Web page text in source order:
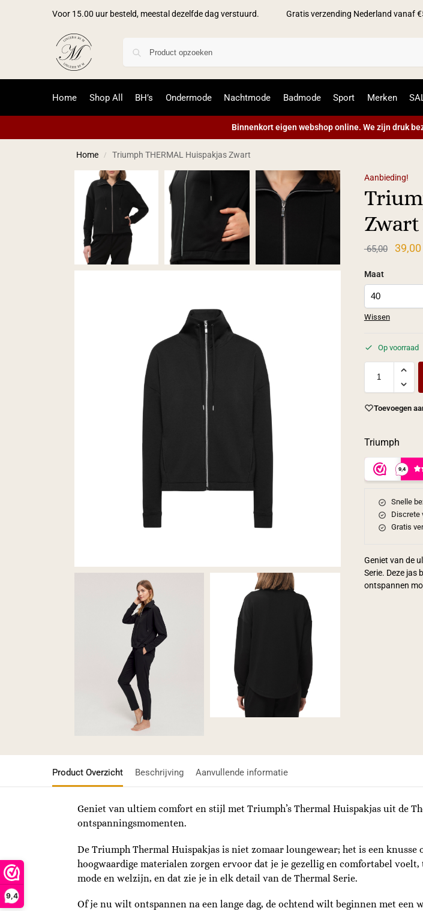
9,4
Voor 15.00 uur besteld, meestal dezelfde dag verstuurd. Gratis verzending Nederland vanaf
Home Shop All BH’s Ondermode Nachtmode Badmode Sport Merken
Binnenkort eigen webshop online. We zijn druk
Home / Triumph THERMAL Huispakjas Zwart
Aanbieding!
Zwart
65,00 39,00
Maat
Wissen
Op voorraad
Toevoegen
Triumph
Snelle
Discrete
Gratis
Geniet van de
Serie. Deze jas
ontspannen
Product Overzicht Beschrijving Aanvullende informatie
Geniet van ultiem comfort en stijl met Triumph’s Thermal Huispakjas uit de
ontspanningsmomenten.
De Triumph Thermal Huispakjas is niet zomaar loungewear; het is een
hoogwaardige materialen zorgen ervoor dat je je gezellig en comfortabel
mode en welzijn, en dat zie je in elk detail van de Thermal Serie.
Of je nu wilt ontspannen na een lange dag, de ochtend wilt beginnen met